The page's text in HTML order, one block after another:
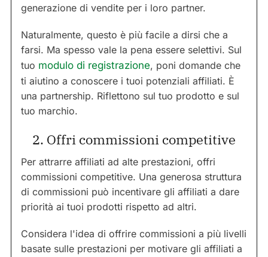
generazione di vendite per i loro partner.
Naturalmente, questo è più facile a dirsi che a
farsi. Ma spesso vale la pena essere selettivi. Sul
tuo modulo di registrazione, poni domande che
ti aiutino a conoscere i tuoi potenziali affiliati. È
una partnership. Riflettono sul tuo prodotto e sul
tuo marchio.
2. Offri commissioni competitive
Per attrarre affiliati ad alte prestazioni, offri
commissioni competitive. Una generosa struttura
di commissioni può incentivare gli affiliati a dare
priorità ai tuoi prodotti rispetto ad altri.
Considera l'idea di offrire commissioni a più livelli
basate sulle prestazioni per motivare gli affiliati a